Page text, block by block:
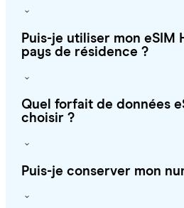
Puis-je utiliser mon eSIM
pays de résidence ?
Quel forfait de données
choisir ?
Puis-je conserver mon